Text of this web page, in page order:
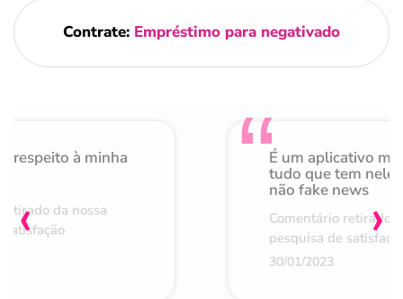
Contrate: Empréstimo para negativado
respeito à minha
da nossa
É um aplicativo
tudo que tem nele
não fake news
Comentário retirado
pesquisa de
30/01/2023
‹ ›